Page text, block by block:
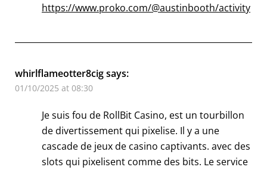
https://www.proko.com/@austinbooth/activity
whirlflameotter8cigsays:
01/10/2025 at 08:30
Je suis fou de RollBit Casino, est un tourbillon
de divertissement qui pixelise. Il y a une
cascade de jeux de casino captivants. avec des
slots qui pixelisent comme des bits. Le service